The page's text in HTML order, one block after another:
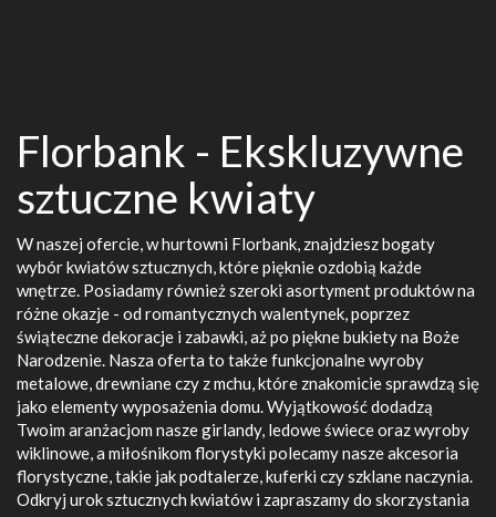
Florbank - Ekskluzywne
sztuczne kwiaty
W naszej ofercie, w hurtowni Florbank, znajdziesz bogaty
wybór kwiatów sztucznych, które pięknie ozdobią każde
wnętrze. Posiadamy również szeroki asortyment produktów na
różne okazje - od romantycznych walentynek, poprzez
świąteczne dekoracje i zabawki, aż po piękne bukiety na Boże
Narodzenie. Nasza oferta to także funkcjonalne wyroby
metalowe, drewniane czy z mchu, które znakomicie sprawdzą się
jako elementy wyposażenia domu. Wyjątkowość dodadzą
Twoim aranżacjom nasze girlandy, ledowe świece oraz wyroby
wiklinowe, a miłośnikom florystyki polecamy nasze akcesoria
florystyczne, takie jak podtalerze, kuferki czy szklane naczynia.
Odkryj urok sztucznych kwiatów i zapraszamy do skorzystania